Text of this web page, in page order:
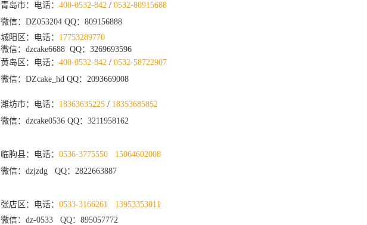
青岛市：电话： 400-0532-842 / 0532-80915688
微信：DZ053204 QQ： 809156888
城阳区：电话： 17753289770
微信：dzcake6688 QQ：3269693596
黄岛区：电话： 400-0532-842 / 0532-58722907
微信：DZcake_hd QQ：2093669008
潍坊市：电话： 18363635225 / 18353685852
微信：dzcake0536 QQ：3211958162
临朐县：电话： 0536-3775550
15064602008
微信：dzjzdg QQ：2822663887
张店区：电话： 0533-3166261
13953353011
微信：dz-0533 QQ：895057772